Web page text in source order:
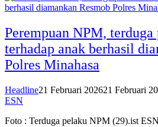
Perempuan NPM, terduga
terhadap anak berhasil
Polres Minahasa
Headline21 Februari 202621 Februari
ESN
Foto : Terduga pelaku NPM (29).ist